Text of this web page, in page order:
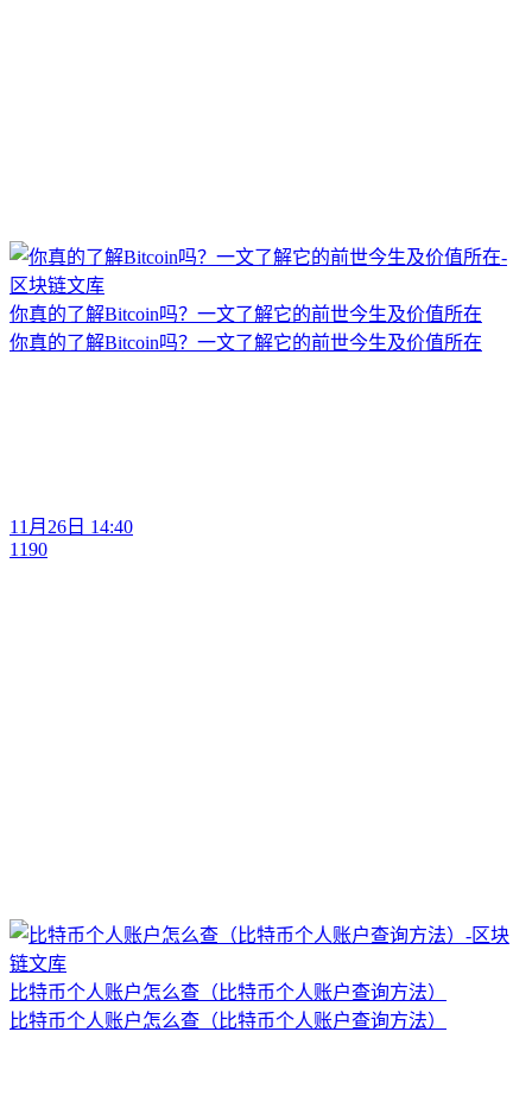
你真的了解Bitcoin吗？一文了解它的前世今生及价值所在
你真的了解Bitcoin吗？一文了解它的前世今生及价值所在
11月26日 14:40
1190
比特币个人账户怎么查（比特币个人账户查询方法）
比特币个人账户怎么查（比特币个人账户查询方法）